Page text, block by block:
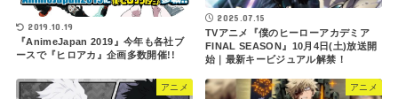
2019.10.19
『AnimeJapan 2019』今年も各社ブ
ースで『ヒロアカ』企画多数開催!!
2025.07.15
TVアニメ『僕のヒーローアカデミア
FINAL SEASON』10月4日(土)放送開
始｜最新キービジュアル解禁！
アニメ アニメ